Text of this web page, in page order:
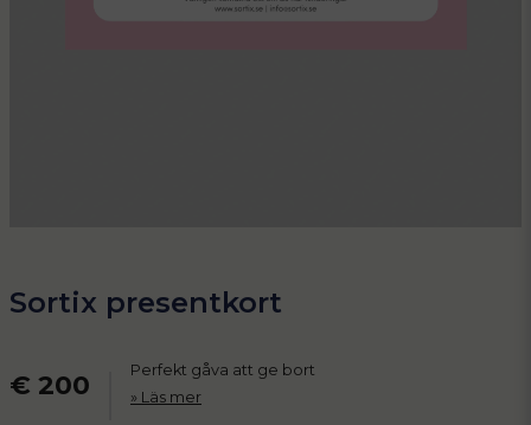
Sortix presentkort
€ 200
Perfekt gåva att ge bort
Läs mer